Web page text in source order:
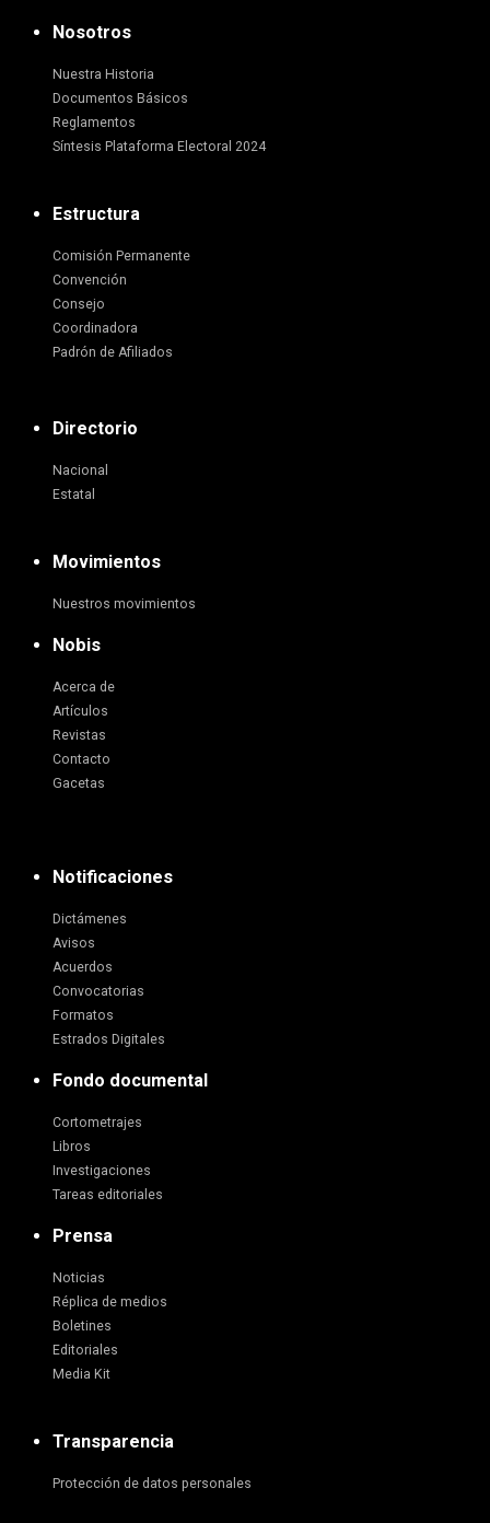
Nosotros
Nuestra Historia
Documentos Básicos
Reglamentos
Síntesis Plataforma Electoral 2024
Estructura
Comisión Permanente
Convención
Consejo
Coordinadora
Padrón de Afiliados
Directorio
Nacional
Estatal
Movimientos
Nuestros movimientos
Nobis
Acerca de
Artículos
Revistas
Contacto
Gacetas
Notificaciones
Dictámenes
Avisos
Acuerdos
Convocatorias
Formatos
Estrados Digitales
Fondo documental
Cortometrajes
Libros
Investigaciones
Tareas editoriales
Prensa
Noticias
Réplica de medios
Boletines
Editoriales
Media Kit
Transparencia
Protección de datos personales